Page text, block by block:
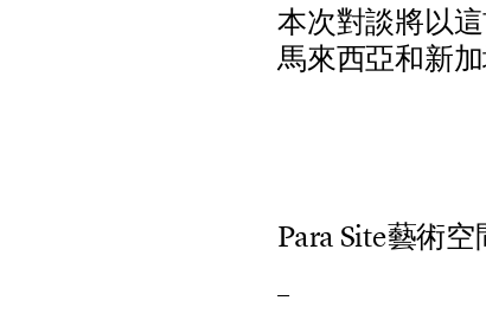
本次對談將以這
馬來西亞和新加
Para Site藝術空
–